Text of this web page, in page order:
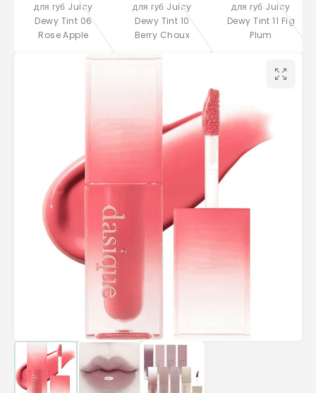
для губ Juicy
Dewy Tint 06
Rose Apple
для губ Juicy
Dewy Tint 10
Berry Choux
для губ Juicy
Dewy Tint 11 Fig
Plum